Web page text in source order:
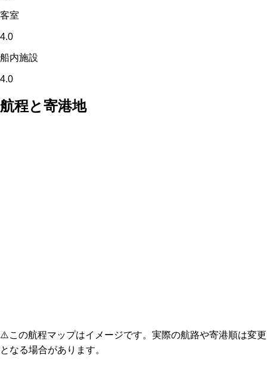
客室
4.0
船内施設
4.0
航程と寄港地
⚠️この航程マップはイメージです。実際の航路や寄港順は変更
となる場合があります。